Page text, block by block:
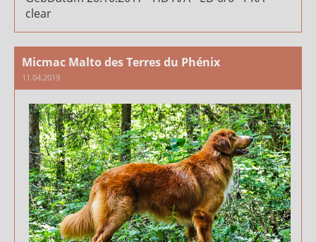
clear
Micmac Malto des Terres du Phénix
11.04.2019